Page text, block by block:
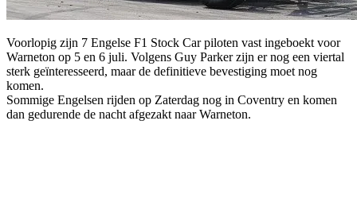
Voorlopig zijn 7 Engelse F1 Stock Car piloten vast ingeboekt voor
Warneton op 5 en 6 juli. Volgens Guy Parker zijn er nog een viertal
sterk geïnteresseerd, maar de definitieve bevestiging moet nog
komen.
Sommige Engelsen rijden op Zaterdag nog in Coventry en komen
dan gedurende de nacht afgezakt naar Warneton.